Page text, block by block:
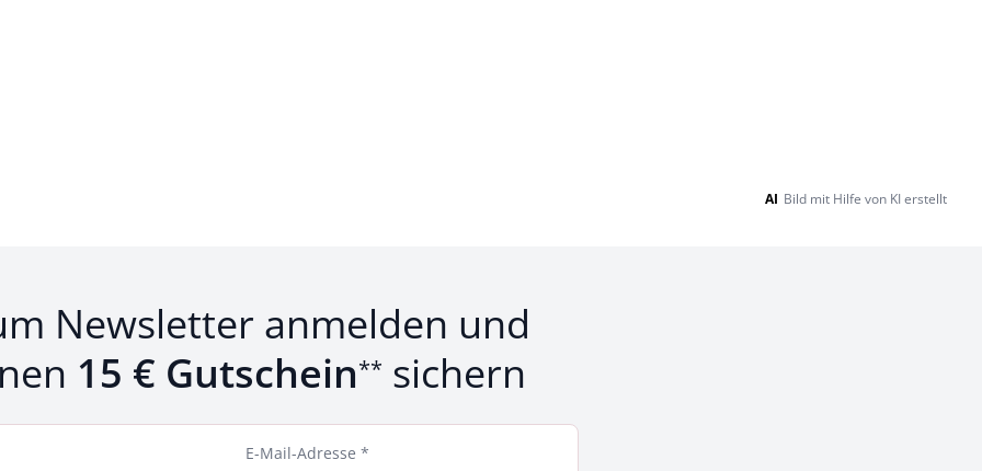
AI Bild mit Hilfe von KI erstellt
Newsletter anmelden und
15 € Gutschein** sichern
E-Mail-Adresse *